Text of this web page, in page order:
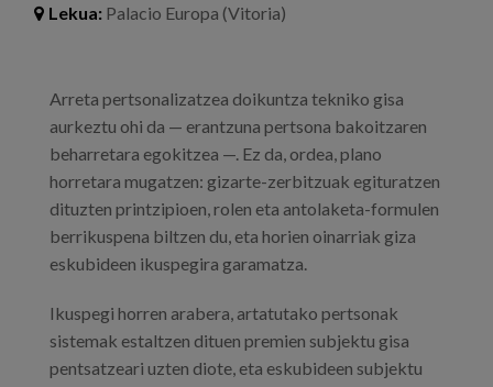
Prentsa
Salaketa-kanala
Lekua: Palacio Europa (Vitoria)
Arreta pertsonalizatzea doikuntza tekniko gisa
aurkeztu ohi da — erantzuna pertsona bakoitzaren
beharretara egokitzea —. Ez da, ordea, plano
horretara mugatzen: gizarte-zerbitzuak egituratzen
dituzten printzipioen, rolen eta antolaketa-formulen
berrikuspena biltzen du, eta horien oinarriak giza
eskubideen ikuspegira garamatza.
Ikuspegi horren arabera, artatutako pertsonak
sistemak estaltzen dituen premien subjektu gisa
pentsatzeari uzten diote, eta eskubideen subjektu